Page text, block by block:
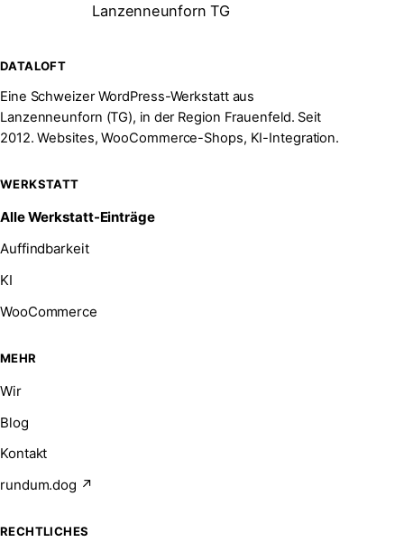
Lanzenneunforn TG
DATALOFT
Eine Schweizer WordPress-Werkstatt aus
Lanzenneunforn (TG), in der Region Frauenfeld. Seit
2012. Websites, WooCommerce-Shops, KI-Integration.
WERKSTATT
Alle Werkstatt-Einträge
Auffindbarkeit
KI
WooCommerce
MEHR
Wir
Blog
Kontakt
rundum.dog ↗
RECHTLICHES